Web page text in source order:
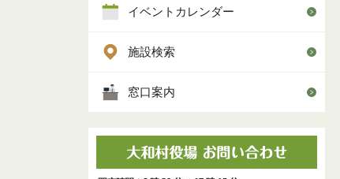
イベントカレンダー
施設検索
窓口案内